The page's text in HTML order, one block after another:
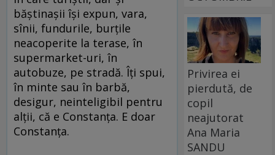
băștinașii își expun, vara,
sînii, fundurile, burțile
neacoperite la terase, în
supermarket-uri, în
autobuze, pe stradă. Îți spui,
în minte sau în barbă,
desigur, neinteligibil pentru
alții, că e Constanța. E doar
Constanța.
Privirea ei
pierdută, de
copil
neajutorat
Ana Maria
SANDU